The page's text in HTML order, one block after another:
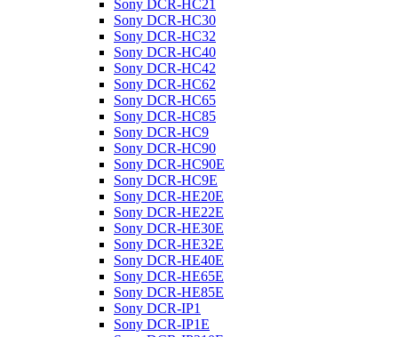
Sony DCR-HC21
Sony DCR-HC30
Sony DCR-HC32
Sony DCR-HC40
Sony DCR-HC42
Sony DCR-HC62
Sony DCR-HC65
Sony DCR-HC85
Sony DCR-HC9
Sony DCR-HC90
Sony DCR-HC90E
Sony DCR-HC9E
Sony DCR-HE20E
Sony DCR-HE22E
Sony DCR-HE30E
Sony DCR-HE32E
Sony DCR-HE40E
Sony DCR-HE65E
Sony DCR-HE85E
Sony DCR-IP1
Sony DCR-IP1E